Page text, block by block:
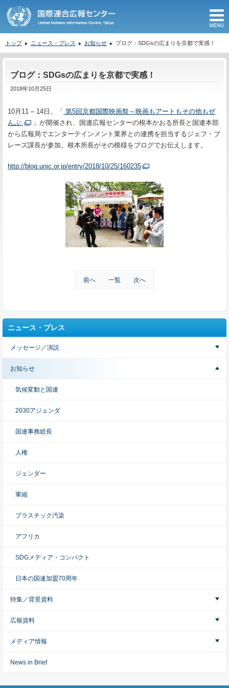
トップ ニュース・プレス お知らせ ブログ：SDGsの広まりを京都で実感！
ブログ：SDGsの広まりを京都で実感！
2018年10月25日
10月11 – 14日、「 第5回京都国際映画祭～映画もアートもその他もぜ
んぶ
」が開催され、国連広報センターの根本かおる所長と 国連本部
から広報局でエンターテインメント業界との連携を担当するジェフ・ブ
レーズ課長が参加。根本所長がその模様をブログでお伝えします。
http://blog.unic.or.jp/entry/2018/10/25/160235
前へ 一覧 次へ
ニュース・プレス
メッセージ／演説
お知らせ
気候変動と国連
2030アジェンダ
国連事務総長
人権
ジェンダー
軍縮
プラスチック汚染
アフリカ
SDGメディア・コンパクト
日本の国連加盟70周年
特集／背景資料
広報資料
メディア情報
News in Brief